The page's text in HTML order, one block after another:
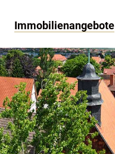
Immobilienangebote